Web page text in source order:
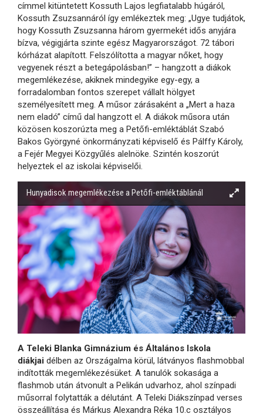
címmel kitüntetett Kossuth Lajos legfiatalabb húgáról,
Kossuth Zsuzsannáról így emlékeztek meg: „Ugye tudjátok,
hogy Kossuth Zsuzsanna három gyermekét idős anyjára
bízva, végigjárta szinte egész Magyarországot. 72 tábori
kórházat alapított. Felszólította a magyar nőket, hogy
vegyenek részt a betegápolásban!” – hangzott a diákok
megemlékezése, akiknek mindegyike egy-egy, a
forradalomban fontos szerepet vállalt hölgyet
személyesített meg. A műsor zárásaként a „Mert a haza
nem eladó” című dal hangzott el. A diákok műsora után
közösen koszorúzta meg a Petőfi-emléktáblát Szabó
Bakos Györgyné önkormányzati képviselő és Pálffy Károly,
a Fejér Megyei Közgyűlés alelnöke. Szintén koszorút
helyeztek el az iskolai képviselői.
Hunyadisok megemlékezése a Petőfi-emléktáblánál
A Teleki Blanka Gimnázium és Általános Iskola
diákjai délben az Országalma körül, látványos flashmobbal
indították megemlékezésüket. A tanulók sokasága a
flashmob után átvonult a Pelikán udvarhoz, ahol színpadi
műsorral folytatták a délutánt. A Teleki Diákszínpad verses
összeállítása és Márkus Alexandra Réka 10.c osztályos